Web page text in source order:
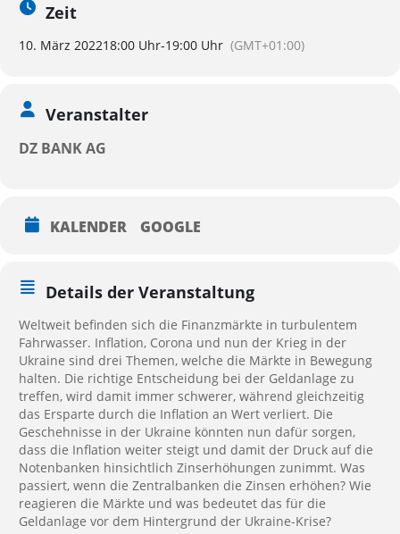
Zeit
10. März 202218:00 Uhr-19:00 Uhr (GMT+01:00)
Veranstalter
DZ BANK AG
KALENDER GOOGLE
Details der Veranstaltung
Weltweit befinden sich die Finanzmärkte in turbulentem
Fahrwasser. Inflation, Corona und nun der Krieg in der
Ukraine sind drei Themen, welche die Märkte in Bewegung
halten. Die richtige Entscheidung bei der Geldanlage zu
treffen, wird damit immer schwerer, während gleichzeitig
das Ersparte durch die Inflation an Wert verliert. Die
Geschehnisse in der Ukraine könnten nun dafür sorgen,
dass die Inflation weiter steigt und damit der Druck auf die
Notenbanken hinsichtlich Zinserhöhungen zunimmt. Was
passiert, wenn die Zentralbanken die Zinsen erhöhen? Wie
reagieren die Märkte und was bedeutet das für die
Geldanlage vor dem Hintergrund der Ukraine-Krise?